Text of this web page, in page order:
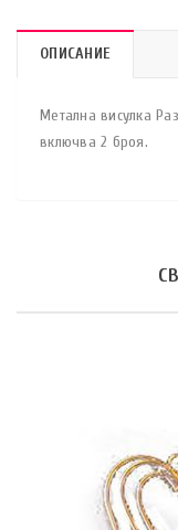
ОПИСАНИЕ
Метална висулка
включва 2 броя.